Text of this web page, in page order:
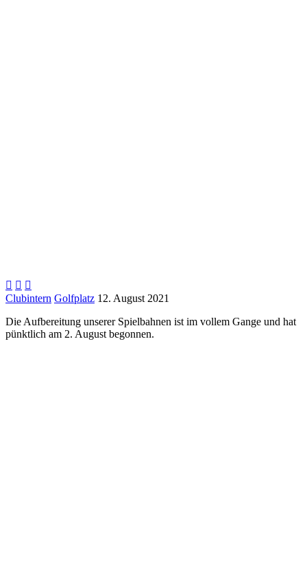
  
Clubintern Golfplatz 12. August 2021
Die Aufbereitung unserer Spielbahnen ist im vollem Gange und hat
pünktlich am 2. August begonnen.